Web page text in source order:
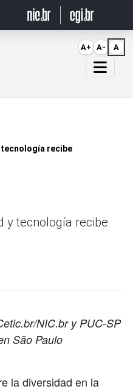
tecnología recibe
y tecnología recibe
NIC.br y PUC-SP
São Paulo
la diversidad en la
A+ A- A